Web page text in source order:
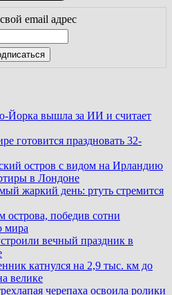
email адрес
Йорка вышла за ИИ и считает
готовится праздновать 32-
остров с видом на Ирландию
в Лондоне
жаркий день: ртуть стремится
острова, победив сотни
мира
вечный праздник в
катнулся на 2,9 тыс. км до
велике
черепаха освоила ролики